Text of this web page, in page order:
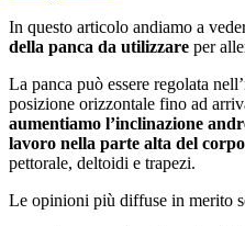
In questo articolo andiamo a
della panca da utilizzare per
La panca può essere regolata
posizione orizzontale fino ad
aumentiamo l’inclinazione
lavoro nella parte alta del corpo
pettorale, deltoidi e trapezi.
Le opinioni più diffuse in merito